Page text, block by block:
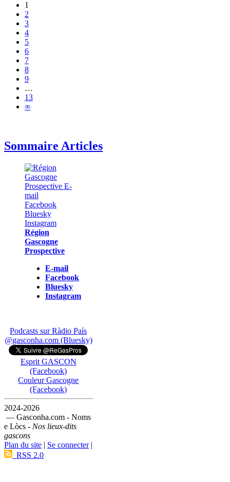
1
2
3
4
5
6
7
8
9
…
13
∞
Sommaire Articles
Région
Gascogne
Prospective
E-mail
Facebook
Bluesky
Instagram
Podcasts sur Ràdio País
@gasconha.com (Bluesky)
Esprit GASCON
(Facebook)
Couleur Gascogne
(Facebook)
2024-2026
— Gasconha.com - Noms
e Lòcs - Nos lieux-dits
gascons
Plan du site | Se connecter|
RSS 2.0